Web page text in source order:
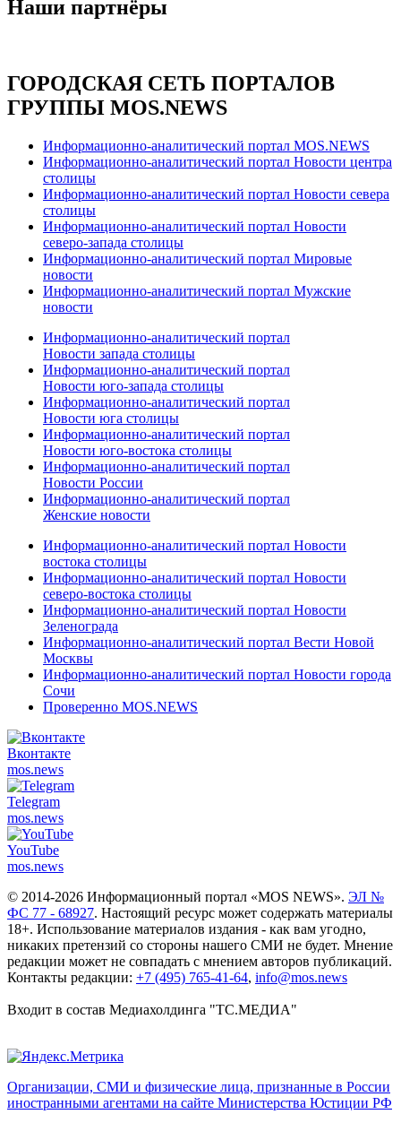
Наши партнёры
ГОРОДСКАЯ СЕТЬ ПОРТАЛОВ
ГРУППЫ MOS.NEWS
Информационно-аналитический портал MOS.NEWS
Информационно-аналитический портал Новости центра
столицы
Информационно-аналитический портал Новости севера
столицы
Информационно-аналитический портал Новости
северо-запада столицы
Информационно-аналитический портал Мировые
новости
Информационно-аналитический портал Мужские
новости
Информационно-аналитический портал
Новости запада столицы
Информационно-аналитический портал
Новости юго-запада столицы
Информационно-аналитический портал
Новости юга столицы
Информационно-аналитический портал
Новости юго-востока столицы
Информационно-аналитический портал
Новости России
Информационно-аналитический портал
Женские новости
Информационно-аналитический портал Новости
востока столицы
Информационно-аналитический портал Новости
северо-востока столицы
Информационно-аналитический портал Новости
Зеленограда
Информационно-аналитический портал Вести Новой
Москвы
Информационно-аналитический портал Новости города
Сочи
Проверенно MOS.NEWS
Вконтакте
mos.news
Telegram
mos.news
YouTube
mos.news
© 2014-2026 Информационный портал «MOS NEWS». ЭЛ №
ФС 77 - 68927. Настоящий ресурс может содержать материалы
18+. Использование материалов издания - как вам угодно,
никаких претензий со стороны нашего СМИ не будет. Мнение
редакции может не совпадать с мнением авторов публикаций.
Контакты редакции: +7 (495) 765-41-64, info@mos.news
Входит в состав Медиахолдинга "ТС.МЕДИА"
Организации, СМИ и физические лица, признанные в России
иностранными агентами на сайте Министерства Юстиции РФ